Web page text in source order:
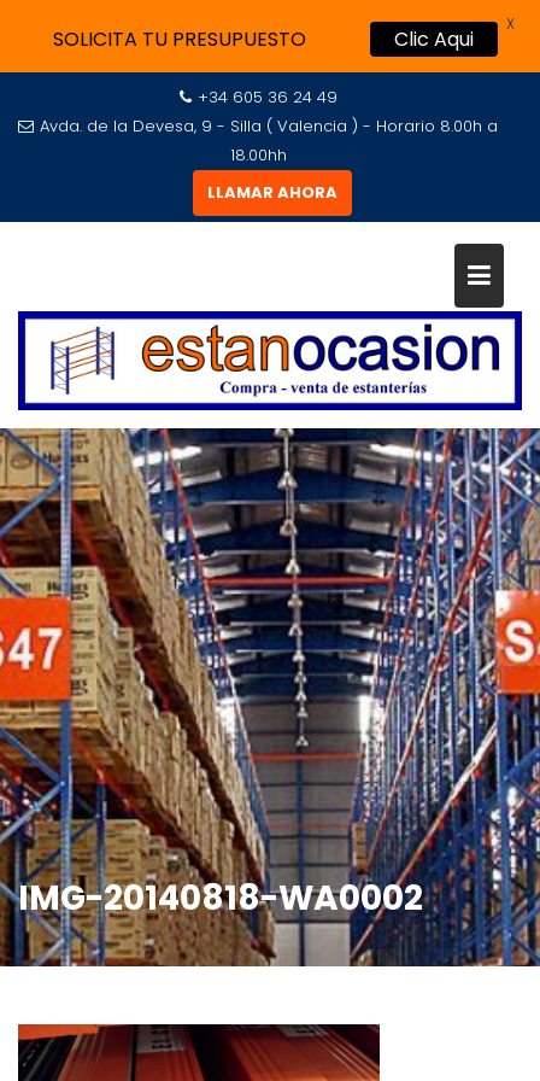
+34 605 36 24 49
Avda. de la Devesa, 9 - Silla ( Valencia ) - Horario 8.00h a
18.00hh
LLAMAR AHORA
IMG-20140818-WA0002
SOLICITA TU PRESUPUESTO Clic Aqui
X